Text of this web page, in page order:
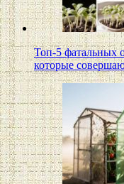
Топ-5 фатальных
которые